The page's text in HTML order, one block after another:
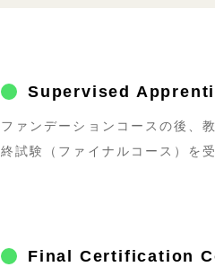
Supervised
ファンデーションコースの後、
終試験（ファイナルコース）を
Final Certification